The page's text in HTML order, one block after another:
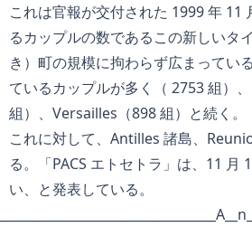
これは官報が交付された 1999 年 11
るカップルの数であるこの新しいタ
き）町の規模に拘わらず広まってい
ているカップルが多く（ 2753 組）
組）、Versailles（898 組）と続く。
これに対して、Antilles 諸島、
る。「PACS エトセトラ」は、11 月
い、と発表している。